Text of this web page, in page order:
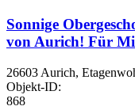
Sonnige
von Aurich! Für
26603 Aurich,
Objekt-ID:
868